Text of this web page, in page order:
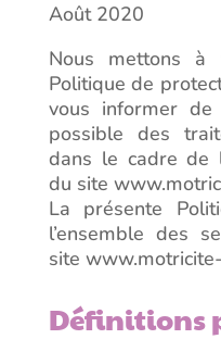
Août 2020
Nous mettons à
Politique de
vous informer
possible des
dans le cadre de
du site
La présente
l’ensemble des
site
Définitions